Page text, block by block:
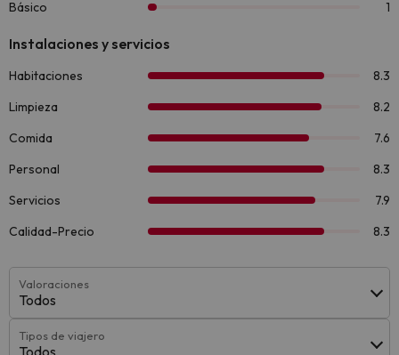
Valoraciones
Todos
Tipos de viajero
Todos